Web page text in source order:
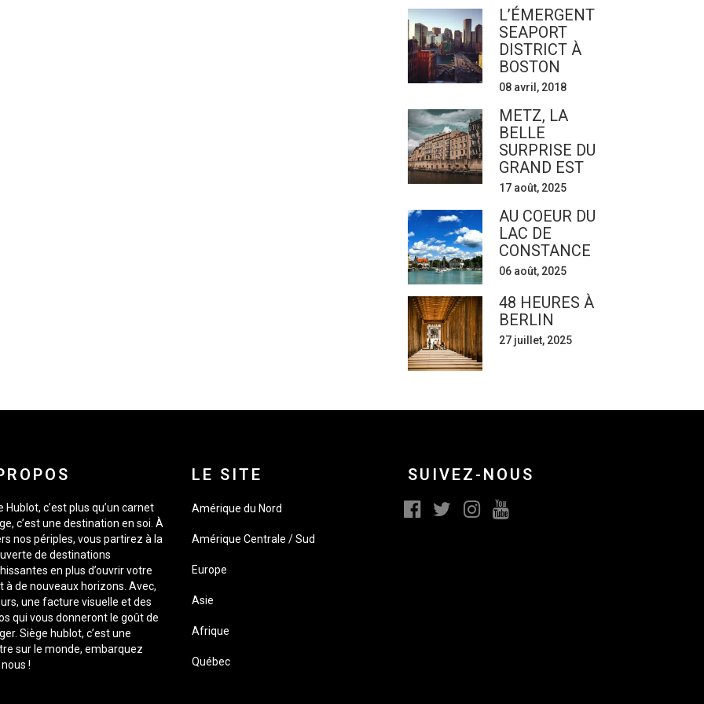
L’ÉMERGENT
SEAPORT
DISTRICT À
BOSTON
08 avril, 2018
METZ, LA
BELLE
SURPRISE DU
GRAND EST
17 août, 2025
AU COEUR DU
LAC DE
CONSTANCE
06 août, 2025
48 HEURES À
BERLIN
27 juillet, 2025
Hublot, c’est plus qu’un carnet
c’est une destination en soi. À
nos périples, vous partirez à la
de destinations
en plus d’ouvrir votre
à de nouveaux horizons. Avec,
une facture visuelle et des
qui vous donneront le goût de
Siège hublot, c’est une
sur le monde, embarquez
!
LE SITE
Amérique du Nord
Amérique Centrale / Sud
Europe
Asie
Afrique
Québec
SUIVEZ-NOUS